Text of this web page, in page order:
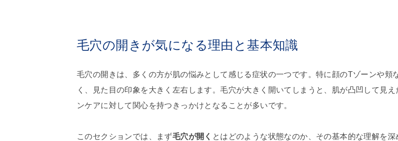
毛穴の開きが気になる理由と基本知識
毛穴の開きは、多くの方が肌の悩みとして感じる症状の一つです。特に顔のTゾーンや頬
く、見た目の印象を大きく左右します。毛穴が大きく開いてしまうと、肌が凸凹して見
ンケアに対して関心を持つきっかけとなることが多いです。
このセクションでは、まず毛穴が開く とはどのような状態なのか、その基本的な理解を